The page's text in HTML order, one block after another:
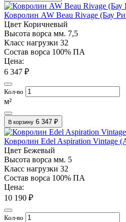
Ковролин AW Beau Rivage (Бау
Цвет Коричневый
Высота ворса мм. 7,5
Класс нагрузки 32
Состав ворса 100% ПА
Цена:
6 347 ₽
Кол-во
м²
В корзину 6 347 ₽
Ковролин Edel Aspiration Vintage
Цвет Бежевый
Высота ворса мм. 5
Класс нагрузки 32
Состав ворса 100% ПА
Цена:
10 190 ₽
Кол-во